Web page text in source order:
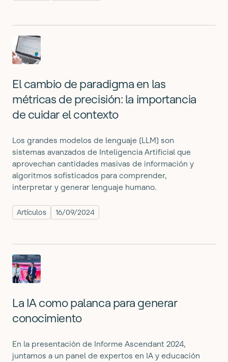
El cambio de paradigma en las
métricas de precisión: la importancia
de cuidar el contexto
Los grandes modelos de lenguaje (LLM) son
sistemas avanzados de Inteligencia Artificial que
aprovechan cantidades masivas de información y
algoritmos sofisticados para comprender,
interpretar y generar lenguaje humano.
Artículos 16/09/2024
La IA como palanca para generar
conocimiento
En la presentación de Informe Ascendant 2024,
juntamos a un panel de expertos en IA y educación